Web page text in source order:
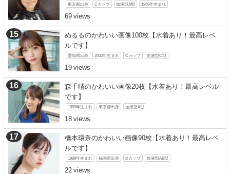
東京都出身 Cカップ 血液型A型 1969年生まれ
69
めるるのかわいい画像100枚【水着あり！最高レベ
ルです】
愛知県出身 2002年生まれ Cカップ 血液型O型
19
森千晴のかわいい画像20枚【水着あり！最高レベル
です】
1999年生まれ 東京都出身 血液型A型
18
橋本環奈のかわいい画像90枚【水着あり！最高レベ
ルです】
1999年生まれ 福岡県出身 Dカップ 血液型AB型
22